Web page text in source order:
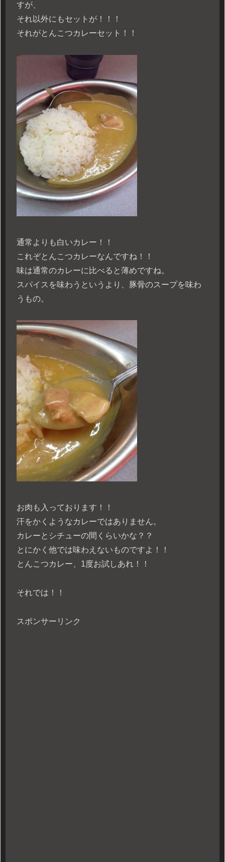
すが、
それ以外にもセットが！！！
それがとんこつカレーセット！！
通常よりも白いカレー！！
これぞとんこつカレーなんですね！！
味は通常のカレーに比べると薄めですね。
スパイスを味わうというより、豚骨のスープを味わ
うもの。
お肉も入っております！！
汗をかくようなカレーではありません。
カレーとシチューの間くらいかな？？
とにかく他では味わえないものですよ！！
とんこつカレー、1度お試しあれ！！
それでは！！
スポンサーリンク